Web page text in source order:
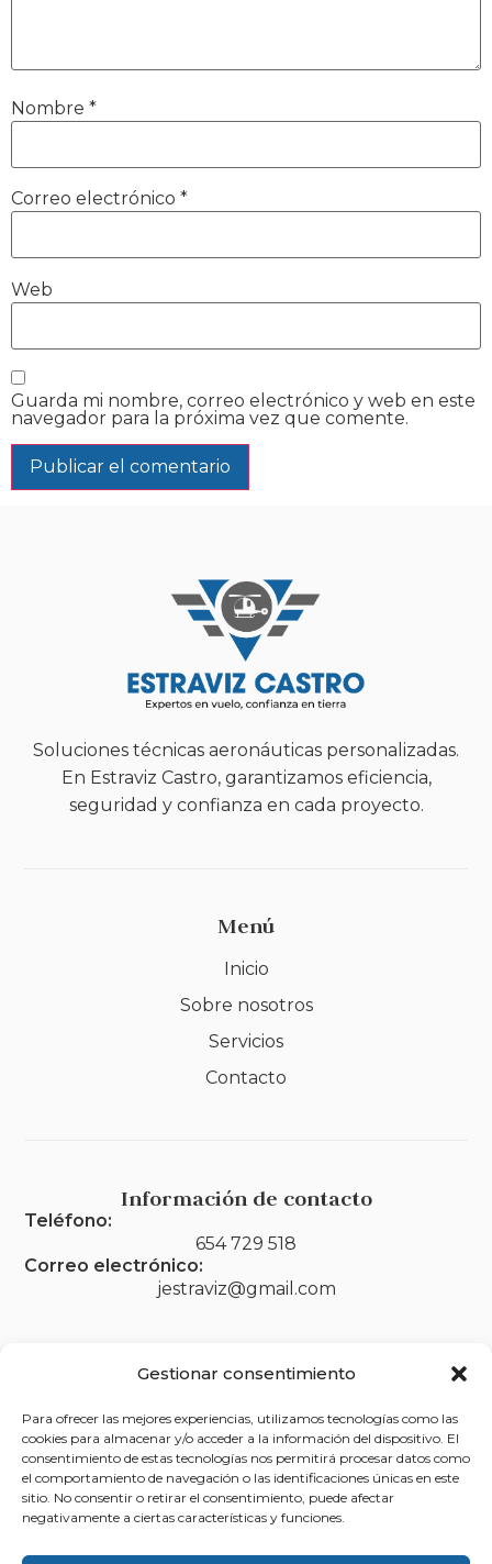
Gestionar consentimiento
Para ofrecer las mejores experiencias, utilizamos tecnologías como las
cookies para almacenar y/o acceder a la información del dispositivo. El
consentimiento de estas tecnologías nos permitirá procesar datos como
el comportamiento de navegación o las identificaciones únicas en este
sitio. No consentir o retirar el consentimiento, puede afectar
negativamente a ciertas características y funciones.
Nombre *
Correo electrónico *
Web
Guarda mi nombre, correo electrónico y web en este
navegador para la próxima vez que comente.
Soluciones técnicas aeronáuticas personalizadas.
En Estraviz Castro, garantizamos eficiencia,
seguridad y confianza en cada proyecto.
Menú
Inicio
Sobre nosotros
Servicios
Contacto
Información de contacto
Teléfono:
654 729 518
Correo electrónico:
jestraviz@gmail.com
Aviso legal
Política de privacidad
Política de cookies (UE)